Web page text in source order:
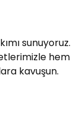
sunuyoruz.
hem
kavuşun.